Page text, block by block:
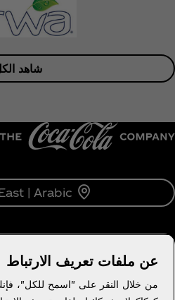
شاهد
| Arabic
معلومات عنا
عن ملفات تعريف الارتباط
من خلال النقر على "اسمح للكل"،